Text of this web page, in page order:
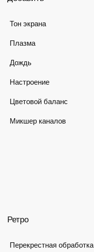
Тон экрана
Плазма
Дождь
Настроение
Цветовой баланс
Микшер каналов
Ретро
Перекрестная обработка